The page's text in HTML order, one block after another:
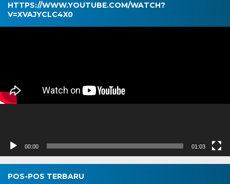
HTTPS://WWW.YOUTUBE.COM/WATCH?
V=XVAJYCLC4X0
Pemutar
00:00 01:03
POS-POS TERBARU